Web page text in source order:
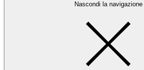
Nascondi la navigazione